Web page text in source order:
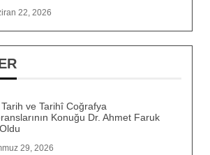
22, 2026
ve Tarihî Coğrafya
Konuğu Dr. Ahmet Faruk
29, 2026